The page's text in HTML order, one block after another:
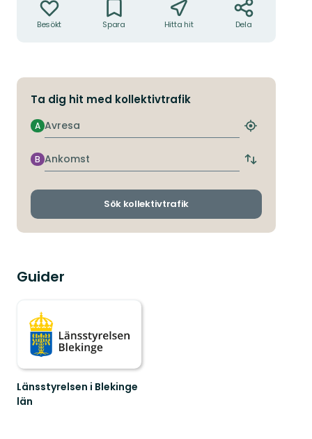
Besökt Spara Hitta hit Dela
Ta dig hit med kollektivtrafik
Avresa
A
Hitta
hållplats
Ankomst
B
Byt
och
Sök kollektivtrafik
Guider
Länsstyrelsen i Blekinge
län